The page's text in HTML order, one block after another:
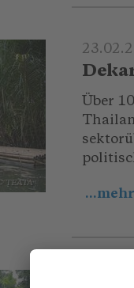
© TEATA
Über
...mehr